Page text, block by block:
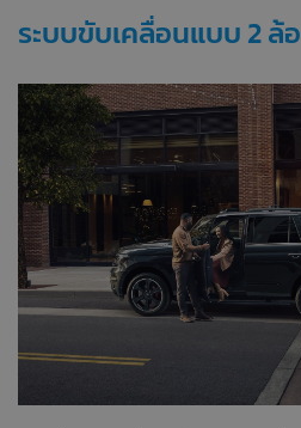
ระบบขับเคลื่อนแบบ 2 ล้อ